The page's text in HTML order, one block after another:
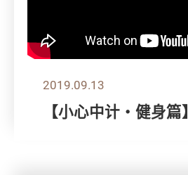
2019.09.13
【小心中计‧健身篇】